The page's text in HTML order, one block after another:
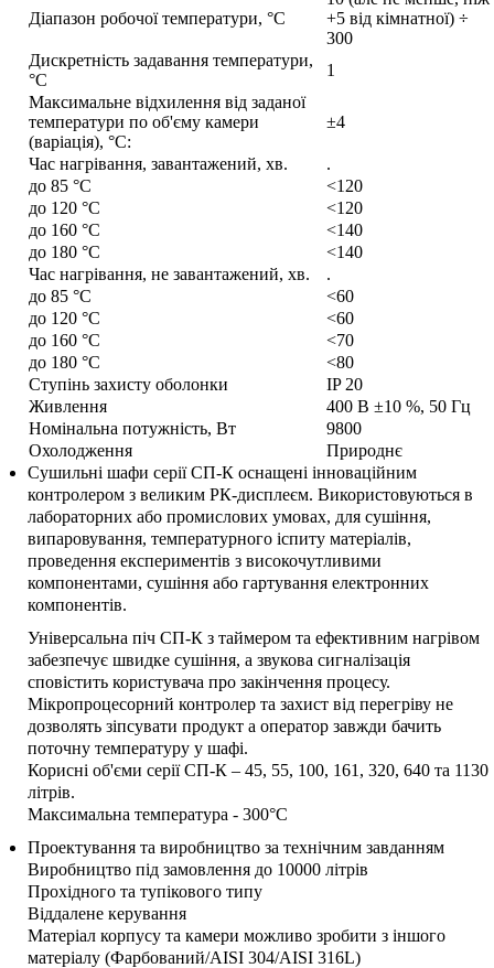
Діапазон робочої температури, °С
+5 від кімнатної) ÷
300
Дискретність задавання температури,
°С
1
Максимальне відхилення від заданої
температури по об'єму камери
(варіація), °С:
±4
Час нагрівання, завантажений, хв.
.
до 85 °С
<120
до 120 °С
<120
до 160 °С
<140
до 180 °С
<140
Час нагрівання, не завантажений, хв.
.
до 85 °С
<60
до 120 °С
<60
до 160 °С
<70
до 180 °С
<80
Ступінь захисту оболонки
IP 20
Живлення
400 В ±10 %, 50 Гц
Номінальна потужність, Вт
9800
Охолодження
Природнє
Сушильні шафи серії СП-К оснащені інноваційним
контролером з великим РК-дисплеєм. Використовуються в
лабораторних або промислових умовах, для сушіння,
випаровування, температурного іспиту матеріалів,
проведення експериментів з високочутливими
компонентами, сушіння або гартування електронних
компонентів.
Універсальна піч СП-К з таймером та ефективним нагрівом
забезпечує швидке сушіння, а звукова сигналізація
сповістить користувача про закінчення процесу.
Мікропроцесорний контролер та захист від перегріву не
дозволять зіпсувати продукт а оператор завжди бачить
поточну температуру у шафі.
Корисні об'єми серії СП-К – 45, 55, 100, 161, 320, 640 та 1130
літрів.
Максимальна температура - 300°С
Проектування та виробництво за технічним завданням
Виробництво під замовлення до 10000 літрів
Прохідного та тупікового типу
Віддалене керування
Матеріал корпусу та камери можливо зробити з іншого
матеріалу (Фарбований/AISI 304/AISI 316L)